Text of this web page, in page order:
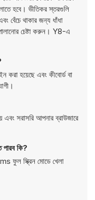
হবে। ভীতিকর স্তরগুলি
বেঁচে থাকার জন্য ধাঁধা
চেষ্টা করুন। Y8-এ
হয়েছে এবং কীবোর্ড বা
সরাসরি আপনার ব্রাউজারে
কি?
ফুল স্ক্রিন মোডে খেলা